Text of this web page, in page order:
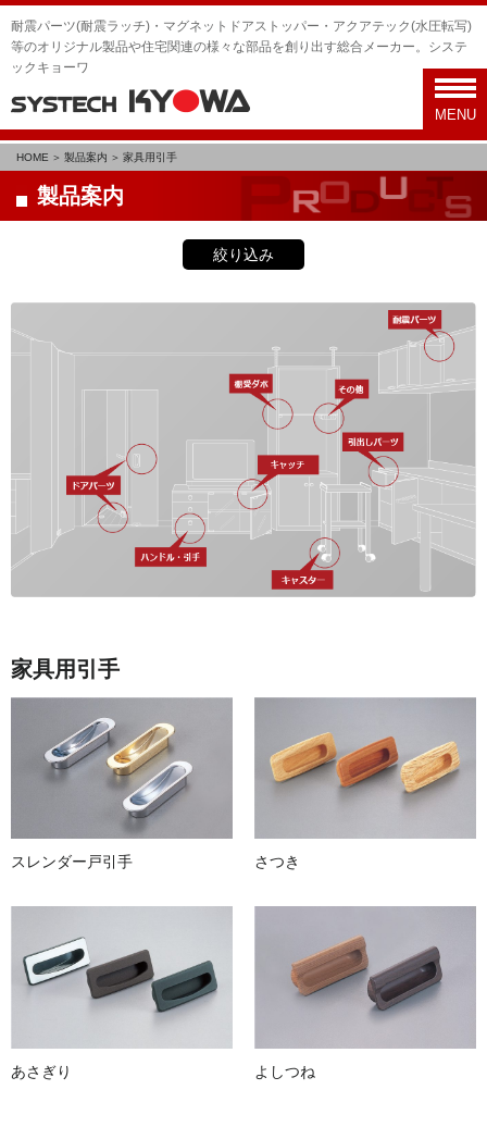
耐震パーツ(耐震ラッチ)・マグネットドアストッパー・アクアテック(水圧転写)
等のオリジナル製品や住宅関連の様々な部品を創り出す総合メーカー。システ
ックキョーワ
MENU
HOME 製品案内 家具用引手
製品案内
絞り込み
家具用引手
スレンダー戸引手 さつき
あさぎり よしつね